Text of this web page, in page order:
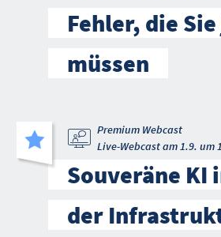
Fehler, die
müssen
Premium Webcast
Live-Webcast am 1.9. um
Souveräne KI
der